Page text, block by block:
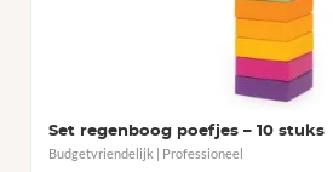
Set regenboog poefjes – 10 stuks
Budgetvriendelijk | Professioneel